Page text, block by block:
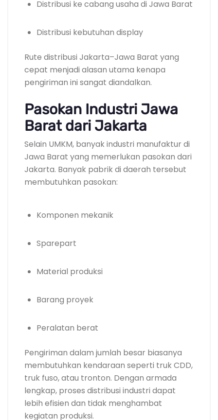
Distribusi ke cabang usaha di Jawa Barat
Distribusi kebutuhan display
Rute distribusi Jakarta–Jawa Barat yang
cepat menjadi alasan utama kenapa
pengiriman ini sangat diandalkan.
Pasokan Industri Jawa
Barat dari Jakarta
Selain UMKM, banyak industri manufaktur di
Jawa Barat yang memerlukan pasokan dari
Jakarta. Banyak pabrik di daerah tersebut
membutuhkan pasokan:
Komponen mekanik
Sparepart
Material produksi
Barang proyek
Peralatan berat
Pengiriman dalam jumlah besar biasanya
membutuhkan kendaraan seperti truk CDD,
truk fuso, atau tronton. Dengan armada
lengkap, proses distribusi industri dapat
lebih efisien dan tidak menghambat
kegiatan produksi.